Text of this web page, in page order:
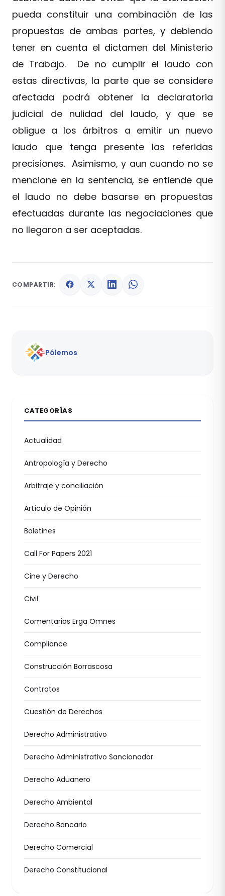
pueda constituir una combinación de las
propuestas de ambas partes, y debiendo
tener en cuenta el dictamen del Ministerio
de Trabajo. De no cumplir el laudo con
estas directivas, la parte que se considere
afectada podrá obtener la declaratoria
judicial de nulidad del laudo, y que se
obligue a los árbitros a emitir un nuevo
laudo que tenga presente las referidas
precisiones. Asimismo, y aun cuando no se
mencione en la sentencia, se entiende que
el laudo no debe basarse en propuestas
efectuadas durante las negociaciones que
no llegaron a ser aceptadas.
COMPARTIR:
Pólemos
CATEGORÍAS
Actualidad
Antropología y Derecho
Arbitraje y conciliación
Artículo de Opinión
Boletines
Call For Papers 2021
Cine y Derecho
Civil
Comentarios Erga Omnes
Compliance
Construcción Borrascosa
Contratos
Cuestión de Derechos
Derecho Administrativo
Derecho Administrativo Sancionador
Derecho Aduanero
Derecho Ambiental
Derecho Bancario
Derecho Comercial
Derecho Constitucional